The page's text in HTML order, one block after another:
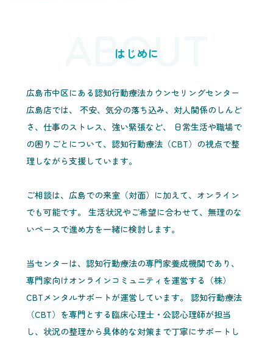
ABOUT
はじめに
広島市中区にある認知行動療法カウンセリングセンター
広島店では、 不安、気分の落ち込み、対人関係のしんど
さ、仕事のストレス、強い緊張など、 日常生活や職場で
の困りごとについて、認知行動療法（CBT）の視点で整
理しながら支援しています。
ご相談は、広島での来室（対面）に加えて、オンライン
でも可能です。 生活状況やご希望に合わせて、無理のな
いペースで進め方を一緒に検討します。
当センターは、認知行動療法の専門家養成機関であり、
専門家向けオンラインコミュニティを運営する（株）
CBTメンタルサポートが運営しています。 認知行動療法
（CBT）を専門とする臨床心理士・公認心理師が担当
し、状況の整理から具体的な対策まで丁寧にサポートし